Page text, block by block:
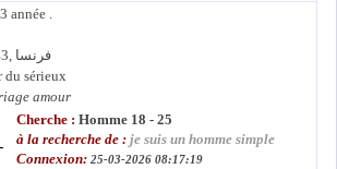
année .
Haute-Loire-43, فرنسا
du sérieux
amour
Cherche : Homme 18 - 25
à la recherche de : je suis un homme simple
Connexion: 25-03-2026 08:17:19